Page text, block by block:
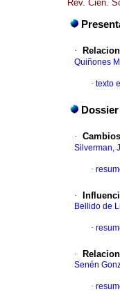
Rev. Cien.
·
Quiñones
· texto
Dossier
·
Silverman,
·
·
Bellido de
·
·
Senén
·